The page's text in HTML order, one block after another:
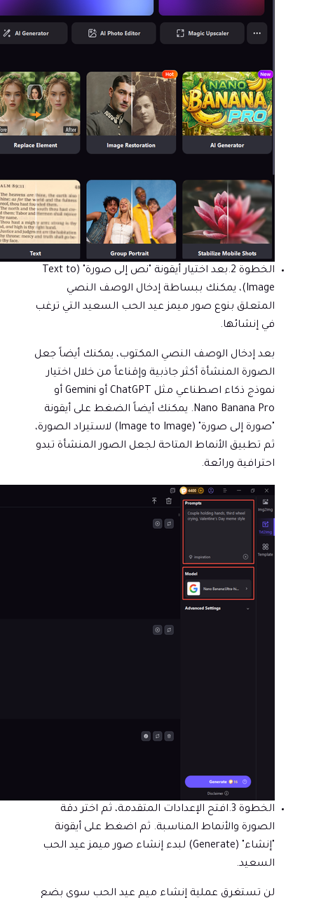
الخطوة 2.
بعد اختيار أيقونة "نص إلى صورة" (Text to
Image)، يمكنك ببساطة إدخال الوصف النصي
المتعلق بنوع صور ميمز عيد الحب السعيد التي ترغب
في إنشائها.
بعد إدخال الوصف النصي المكتوب، يمكنك أيضاً جعل
الصورة المنشأة أكثر جاذبية وإقناعاً من خلال اختيار
نموذج ذكاء اصطناعي مثل ChatGPT أو Gemini أو
Nano Banana Pro. يمكنك أيضاً الضغط على أيقونة
"صورة إلى صورة" (Image to Image) لاستيراد الصورة،
ثم تطبيق الأنماط المتاحة لجعل الصور المنشأة تبدو
احترافية ورائعة.
الخطوة 3.
افتح الإعدادات المتقدمة، ثم اختر دقة
الصورة والأنماط المناسبة. ثم اضغط على أيقونة
"إنشاء" (Generate) لبدء إنشاء صور ميمز عيد الحب
السعيد.
لن تستغرق عملية إنشاء ميم عيد الحب سوى بضع